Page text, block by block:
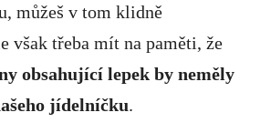
můžeš v tom klidně
však třeba mít na paměti, že
obsahující lepek by neměly
jídelníčku.